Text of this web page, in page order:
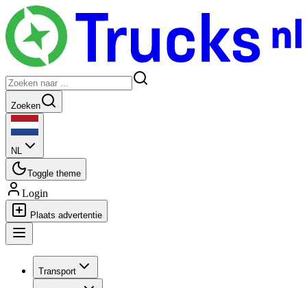
Zoeken
NL
Toggle theme
Login
Plaats advertentie
Transport